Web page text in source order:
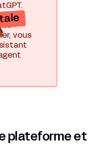
et
vous
plateforme et